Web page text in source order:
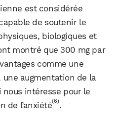
est considérée
de soutenir le
biologiques et
montré que 300 mg par
comme une
une augmentation de la
nous intéresse pour le
de l’anxiété(6).